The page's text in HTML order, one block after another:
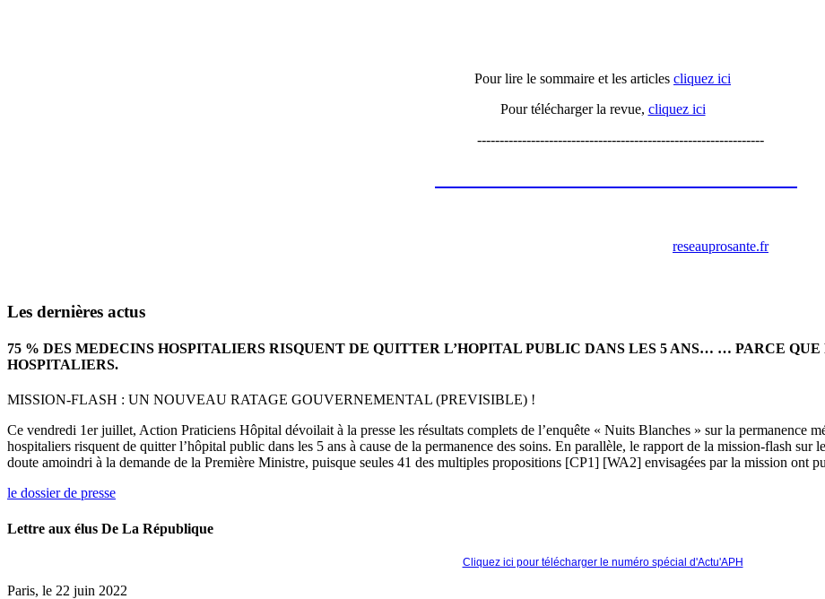
Pour lire le sommaire et les articles cliquez ici
Pour télécharger la revue, cliquez ici
----------------------------------------------------------------
reseauprosante.fr
Les dernières actus
75 % DES MEDECINS HOSPITALIERS RISQUENT DE QUITTER L’HOPITAL PUBLIC DANS LES 5 ANS… … PARCE QUE
HOSPITALIERS.
MISSION-FLASH : UN NOUVEAU RATAGE GOUVERNEMENTAL (PREVISIBLE) !
Ce vendredi 1er juillet, Action Praticiens Hôpital dévoilait à la presse les résultats complets de l’enquête « Nuits Blanches » sur la permanence
hospitaliers risquent de quitter l’hôpital public dans les 5 ans à cause de la permanence des soins. En parallèle, le rapport de la mission-flash sur
doute amoindri à la demande de la Première Ministre, puisque seules 41 des multiples propositions [CP1] [WA2] envisagées par la mission ont
le dossier de presse
Lettre aux élus De La République
Cliquez ici pour télécharger le numéro spécial d'Actu'APH
Paris, le 22 juin 2022